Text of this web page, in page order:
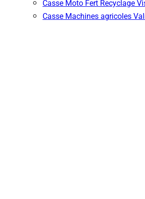
Casse Moto Fert Recyclage
Casse Machines agricoles